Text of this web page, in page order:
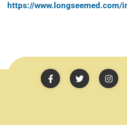
https://www.longseemed.com/